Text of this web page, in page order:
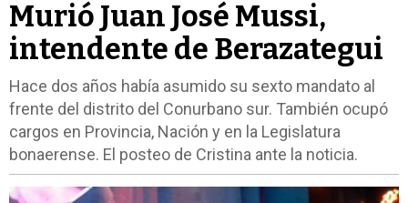
Murió Juan José Mussi,
intendente de Berazategui
Hace dos años había asumido su sexto mandato al
frente del distrito del Conurbano sur. También ocupó
cargos en Provincia, Nación y en la Legislatura
bonaerense. El posteo de Cristina ante la noticia.